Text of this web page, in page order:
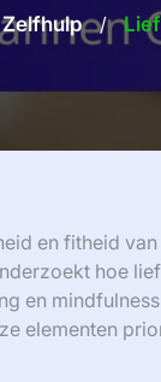
Zelfhulp /
en fitheid
hoe
en
elementen